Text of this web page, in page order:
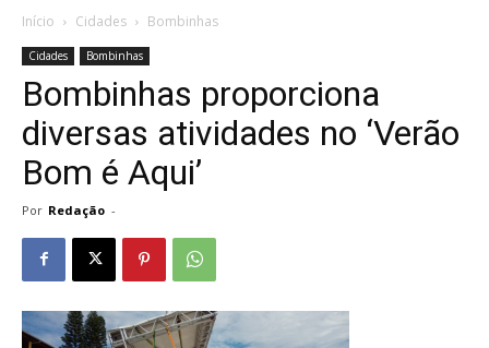
Início Cidades Bombinhas
Cidades Bombinhas
Bombinhas proporciona
diversas atividades no ‘Verão
Bom é Aqui’
Por Redação -